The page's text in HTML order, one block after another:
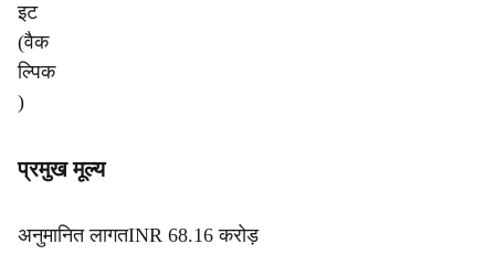
इट
(वैक
ल्पिक
)
प्रमुख मूल्य
अनुमानित लागतINR 68.16 करोड़